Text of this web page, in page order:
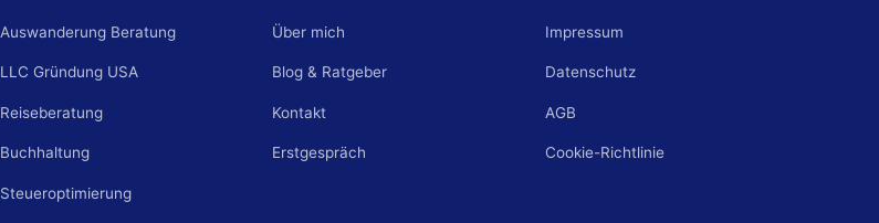
Auswanderung Beratung
LLC Gründung USA
Reiseberatung
Buchhaltung
Steueroptimierung
Über mich
Blog & Ratgeber
Kontakt
Erstgespräch
Impressum
Datenschutz
AGB
Cookie-Richtlinie